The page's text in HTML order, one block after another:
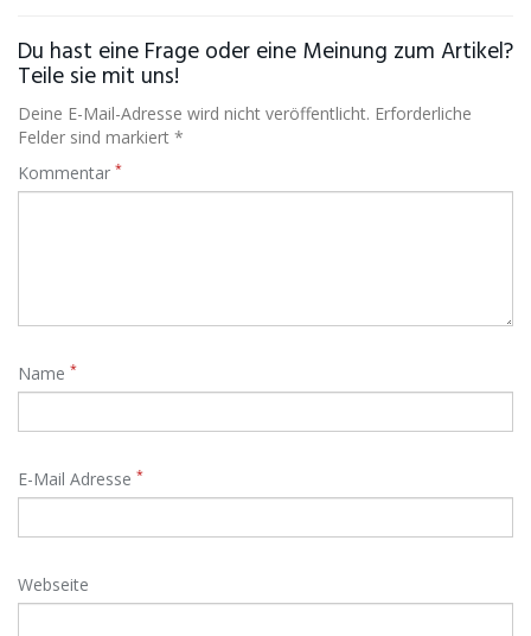
Du hast eine Frage oder eine Meinung zum Artikel?
Teile sie mit uns!
Deine E-Mail-Adresse wird nicht veröffentlicht. Erforderliche
Felder sind markiert *
Kommentar *
Name *
E-Mail Adresse *
Webseite